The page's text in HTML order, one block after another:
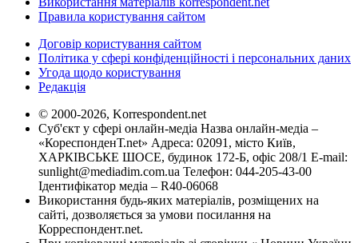
Правила користування сайтом
Договір користування сайтом
Політика у сфері конфіденційності і персональних даних
Угода щодо користування
Редакція
© 2000-2026, Korrespondent.net
Суб'єкт у сфері онлайн-медіа Назва онлайн-медіа –
«КореспонденТ.net» Адреса: 02091, місто Київ,
ХАРКІВСЬКЕ ШОСЕ, будинок 172-Б, офіс 208/1 E-mail:
sunlight@mediadim.com.ua Телефон: 044-205-43-00
Ідентифікатор медіа – R40-06068
Використання будь-яких матеріалів, розміщених на
сайті, дозволяється за умови посилання на
Корреспондент.net.